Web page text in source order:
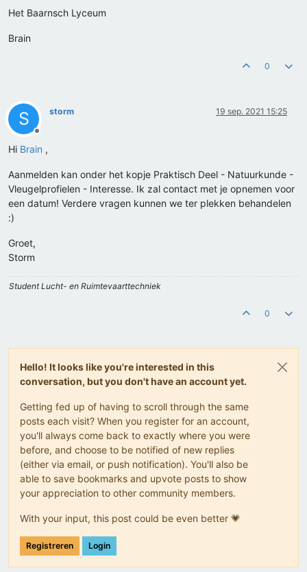
Het Baarnsch Lyceum
Brain
0
S
Offline
storm 19 sep. 2021 15:25
Hi Brain ,
Aanmelden kan onder het kopje Praktisch Deel - Natuurkunde -
Vleugelprofielen - Interesse. Ik zal contact met je opnemen voor
een datum! Verdere vragen kunnen we ter plekken behandelen
:)
Groet,
Storm
Student Lucht- en Ruimtevaarttechniek
0
Hello! It looks like you're interested in this
conversation, but you don't have an account yet.
Getting fed up of having to scroll through the same
posts each visit? When you register for an account,
you'll always come back to exactly where you were
before, and choose to be notified of new replies
(either via email, or push notification). You'll also be
able to save bookmarks and upvote posts to show
your appreciation to other community members.
With your input, this post could be even better 💗
Registreren Login